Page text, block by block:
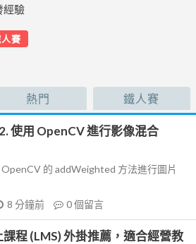
經驗
賽
熱門 鐵人賽
使用 OpenCV 進行影像混合
的 addWeighted 方法進行圖片
8 分鐘前 0個留言
程 (LMS) 外掛推薦，適合經營教